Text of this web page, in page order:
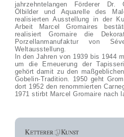
jahrzehntelangen Förderer Dr.
Ölbilder und Aquarelle des
realisierten Ausstellung in der
Arbeit Marcel Gromaires
realisiert Gromaire die
Porzellanmanufaktur von
Weltausstellung.
In den Jahren von 1939 bis 1944
um die Erneuerung der
gehört damit zu den
Gobelin-Tradition. 1950 geht
dort 1952 den renommierten
1971 stirbt Marcel Gromaire nach